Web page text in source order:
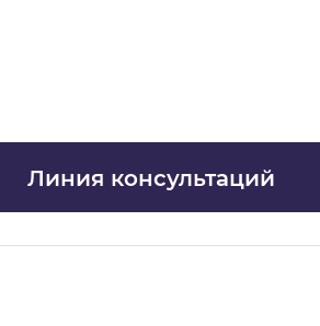
Линия консультаций